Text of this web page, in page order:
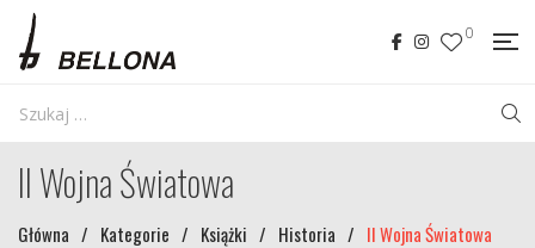
0
II Wojna Światowa
Główna / Kategorie / Książki / Historia / II Wojna Światowa